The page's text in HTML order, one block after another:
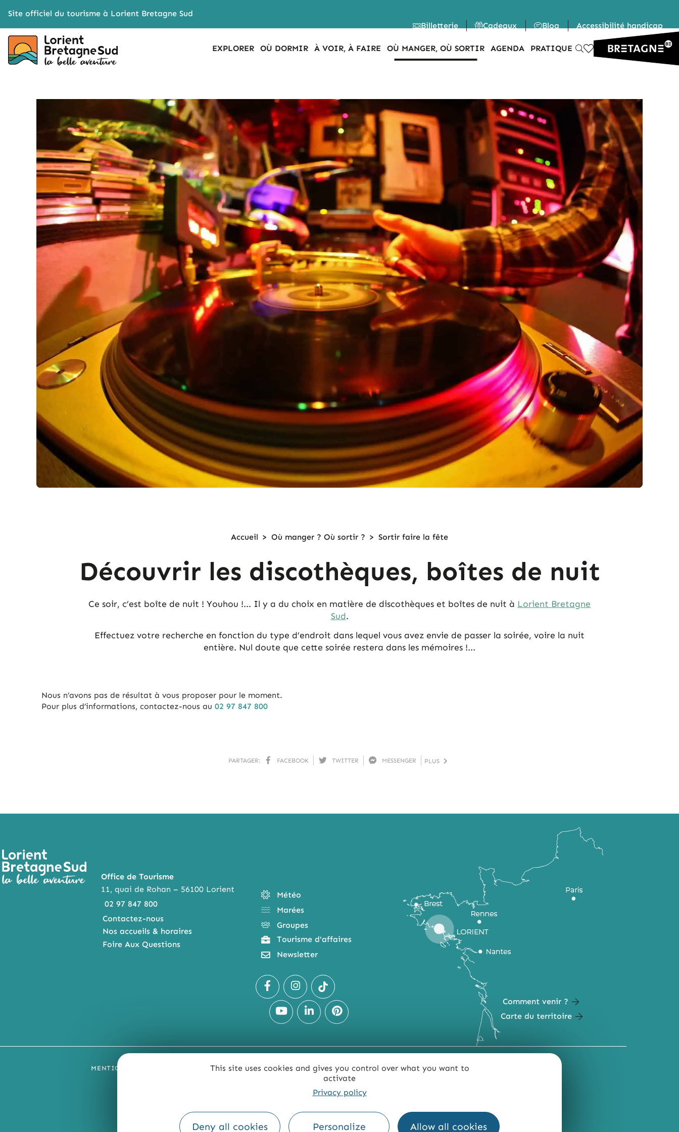
This site uses cookies and gives you control over what you want to
activate
Privacy policy
Deny all cookies Personalize Allow all cookies
Site officiel du tourisme à Lorient Bretagne Sud
Billetterie
Cadeaux Blog Accessibilité handicap
EXPLORER OÙ DORMIR À VOIR, À FAIRE OÙ MANGER, OÙ SORTIR AGENDA PRATIQUE
Accueil > Où manger ? Où sortir ? > Sortir faire la fête
Découvrir les discothèques, boîtes de nuit
Ce soir, c’est boîte de nuit ! Youhou !... Il y a du choix en matière de discothèques et boîtes de nuit à Lorient Bretagne
Sud.
Effectuez votre recherche en fonction du type d’endroit dans lequel vous avez envie de passer la soirée, voire la nuit
entière. Nul doute que cette soirée restera dans les mémoires !...
Nous n’avons pas de résultat à vous proposer pour le moment.
Pour plus d’informations, contactez-nous au 02 97 847 800
PARTAGER: FACEBOOK TWITTER MESSENGER PLUS
Office de Tourisme
11, quai de Rohan – 56100 Lorient
02 97 847 800
Contactez-nous
Nos accueils & horaires
Foire Aux Questions
Météo
Marées
Groupes
Tourisme d'affaires
Newsletter
Comment venir ?
Carte du territoire
MENTIONS LÉGALES PLAN DU SITE ACCESSIBILITÉ : NON CONFORME PRESSE PRO QUI SOMMES-NOUS ?